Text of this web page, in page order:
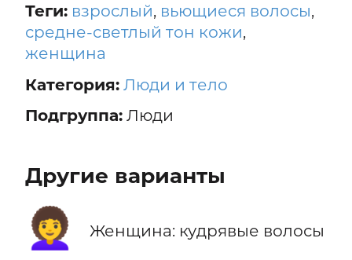
Теги: взрослый, вьющиеся волосы,
средне-светлый тон кожи,
женщина
Категория: Люди и тело
Подгруппа:Люди
Другие варианты
👩‍🦱 Женщина: кудрявые волосы